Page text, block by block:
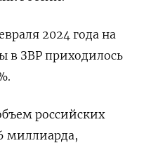
2024 года на
в ЗВР приходилось
российских
миллиарда,